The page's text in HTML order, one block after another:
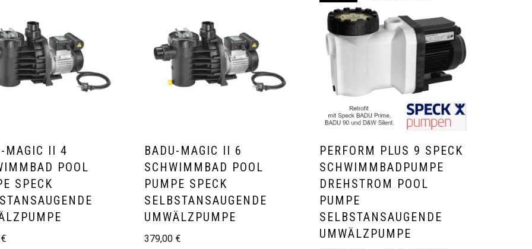
MAGIC II 4
POOL
SPECK
€
BADU-MAGIC II 6
SCHWIMMBAD POOL
PUMPE SPECK
SELBSTANSAUGENDE
UMWÄLZPUMPE
379,00 €
PERFORM PLUS 9 SPECK
SCHWIMMBADPUMPE
DREHSTROM POOL
PUMPE
SELBSTANSAUGENDE
UMWÄLZPUMPE